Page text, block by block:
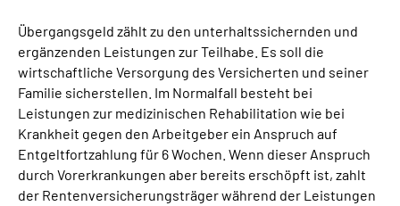
Online-Services
Suche
Language
Inhalte in Gebärdensprache (DGS)
Übergangsgeld zählt zu den unterhaltssichernden und
ergänzenden Leistungen zur Teilhabe. Es soll die
wirtschaftliche Versorgung des Versicherten und seiner
Familie sicherstellen. Im Normalfall besteht bei
Leistungen zur medizinischen Rehabilitation wie bei
Krankheit gegen den Arbeitgeber ein Anspruch auf
Entgeltfortzahlung für 6 Wochen. Wenn dieser Anspruch
durch Vorerkrankungen aber bereits erschöpft ist, zahlt
der Rentenversicherungsträger während der Leistungen